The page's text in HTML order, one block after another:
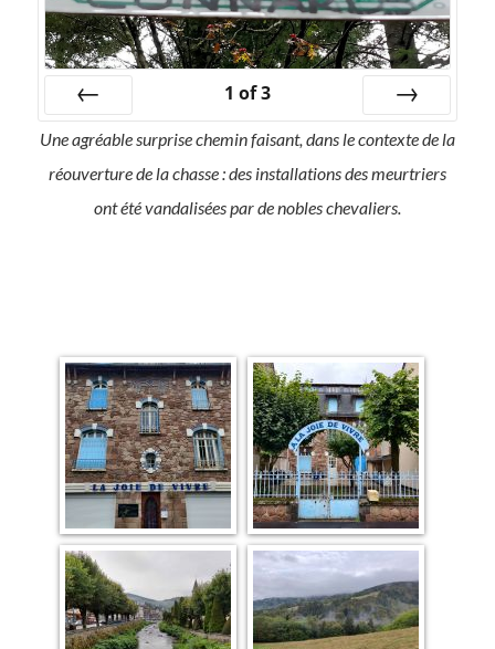
Prev
1 of3
Next
Une agréable surprise chemin faisant, dans le contexte de la
réouverture de la chasse : des installations des meurtriers
ont été vandalisées par de nobles chevaliers.